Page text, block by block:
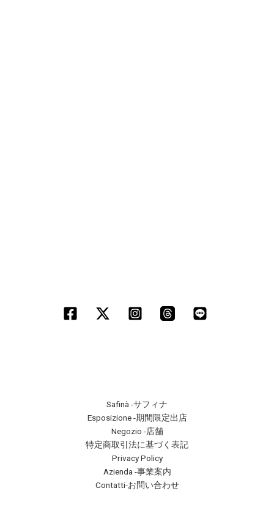
Safinà -サフィナ
Esposizione -期間限定出店
Negozio -店舗
特定商取引法に基づく表記
Privacy Policy
Azienda -事業案内
Contatti-お問い合わせ